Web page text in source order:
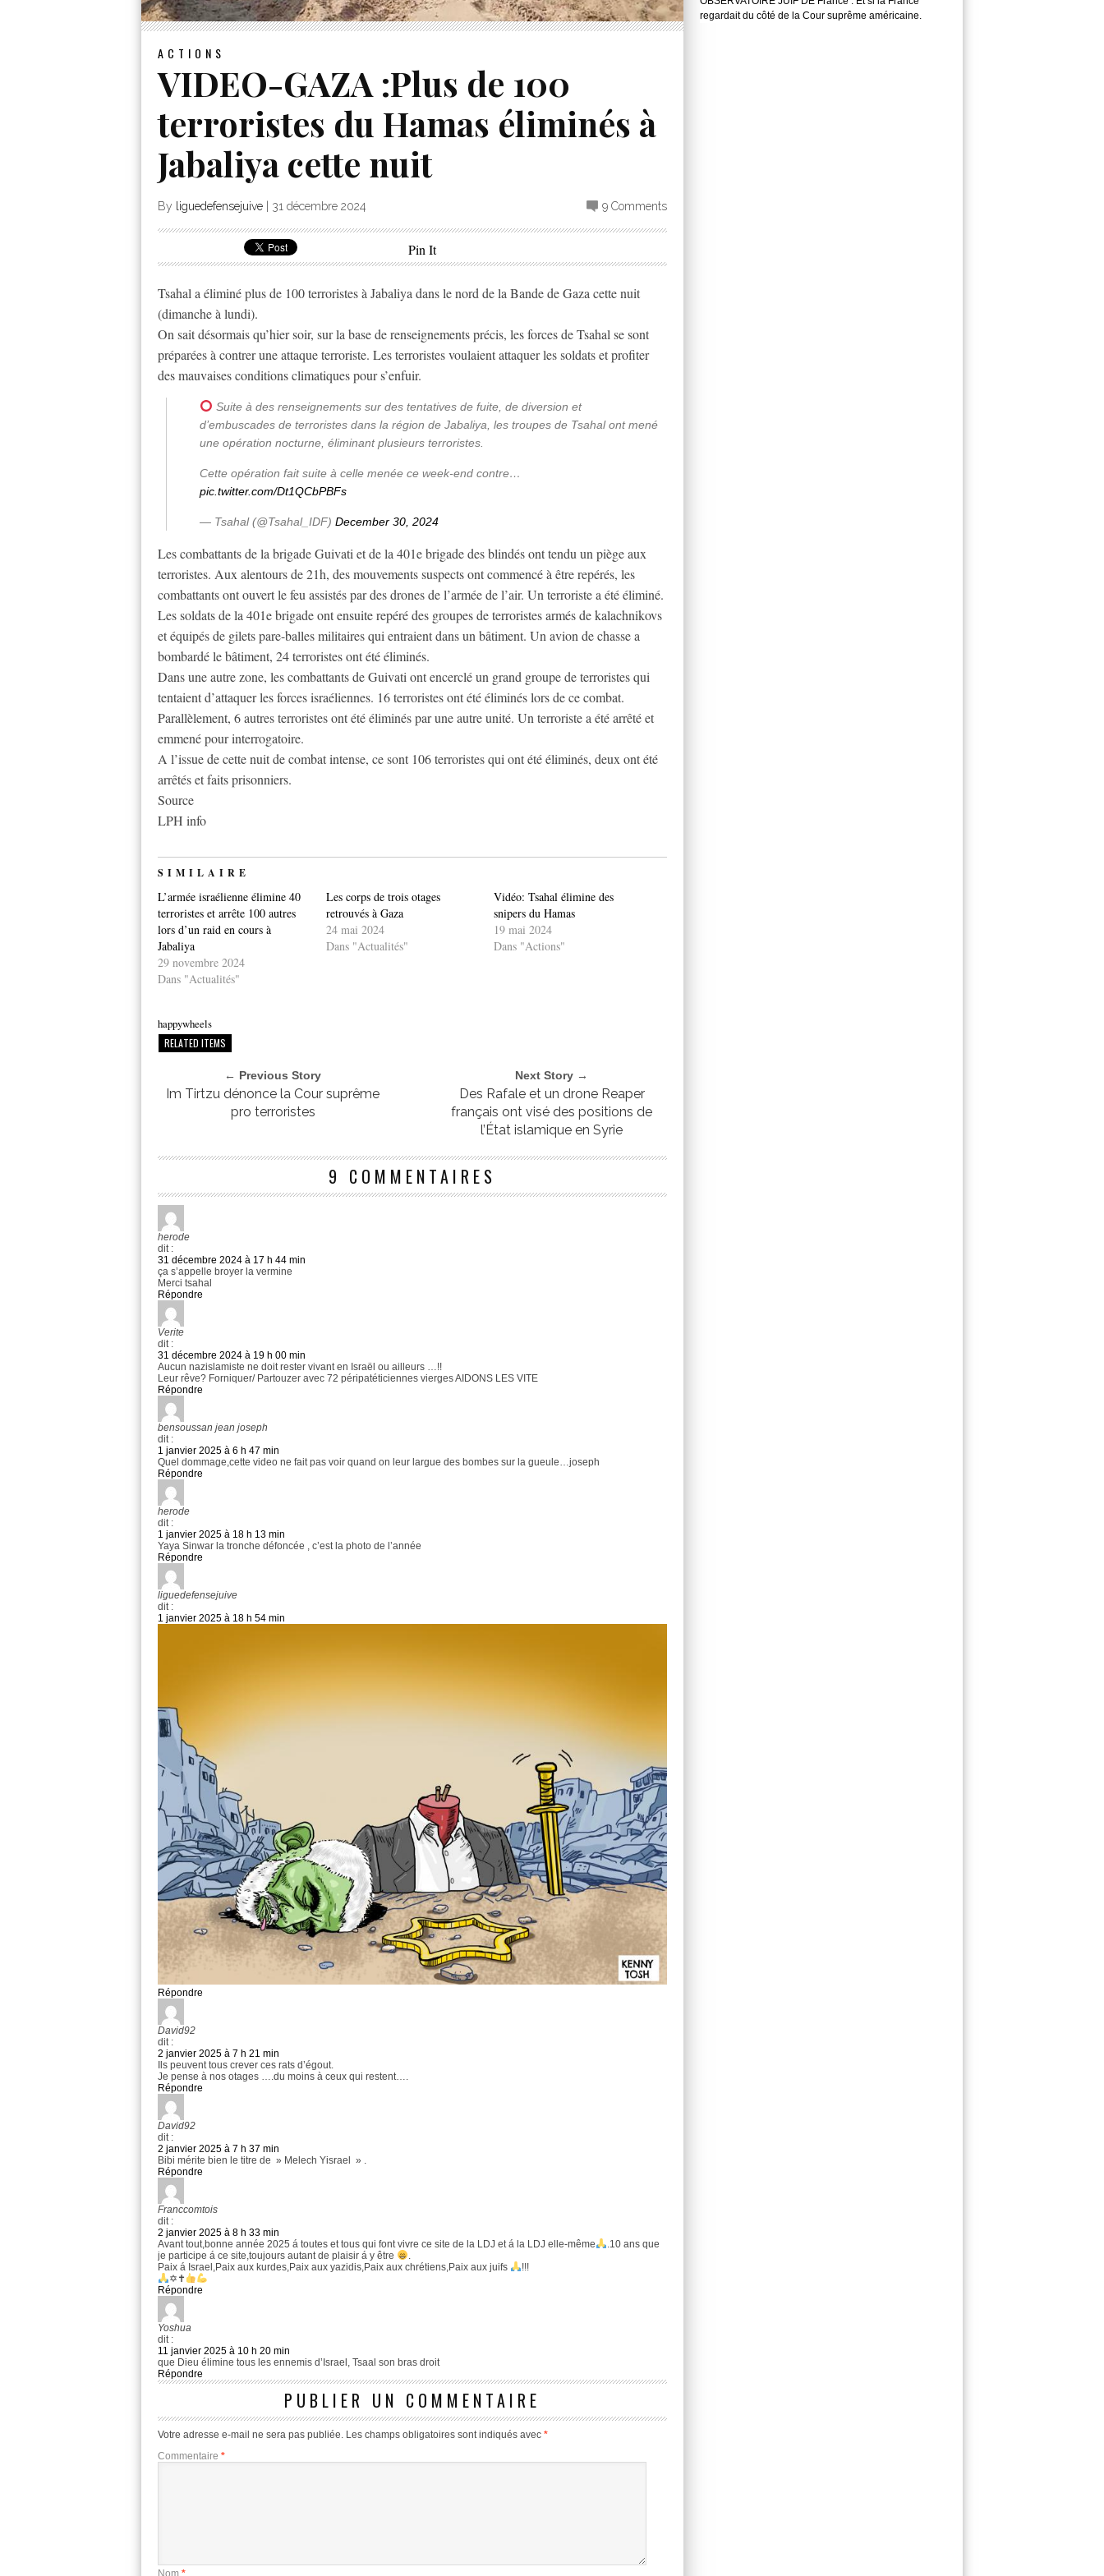
ACTIONS
VIDEO-GAZA :Plus de 100
terroristes du Hamas éliminés à
Jabaliya cette nuit
By liguedefensejuive 31 décembre 2024 9 Comments
Pin It
Tsahal a éliminé plus de 100 terroristes à Jabaliya dans le nord de la Bande de Gaza cette nuit
(dimanche à lundi).
On sait désormais qu’hier soir, sur la base de renseignements précis, les forces de Tsahal se sont
préparées à contrer une attaque terroriste. Les terroristes voulaient attaquer les soldats et profiter
des mauvaises conditions climatiques pour s’enfuir.
Suite à des renseignements sur des tentatives de fuite, de diversion et
d’embuscades de terroristes dans la région de Jabaliya, les troupes de Tsahal ont mené
une opération nocturne, éliminant plusieurs terroristes.
Cette opération fait suite à celle menée ce week-end contre…
pic.twitter.com/Dt1QCbPBFs
— Tsahal (@Tsahal_IDF) December 30, 2024
Les combattants de la brigade Guivati et de la 401e brigade des blindés ont tendu un piège aux
terroristes. Aux alentours de 21h, des mouvements suspects ont commencé à être repérés, les
combattants ont ouvert le feu assistés par des drones de l’armée de l’air. Un terroriste a été éliminé.
Les soldats de la 401e brigade ont ensuite repéré des groupes de terroristes armés de kalachnikovs
et équipés de gilets pare-balles militaires qui entraient dans un bâtiment. Un avion de chasse a
bombardé le bâtiment, 24 terroristes ont été éliminés.
Dans une autre zone, les combattants de Guivati ont encerclé un grand groupe de terroristes qui
tentaient d’attaquer les forces israéliennes. 16 terroristes ont été éliminés lors de ce combat.
Parallèlement, 6 autres terroristes ont été éliminés par une autre unité. Un terroriste a été arrêté et
emmené pour interrogatoire.
A l’issue de cette nuit de combat intense, ce sont 106 terroristes qui ont été éliminés, deux ont été
arrêtés et faits prisonniers.
Source
LPH info
SIMILAIRE
L’armée israélienne élimine 40
terroristes et arrête 100 autres
lors d’un raid en cours à
Jabaliya
29 novembre 2024
Dans "Actualités"
Les corps de trois otages
retrouvés à Gaza
24 mai 2024
Dans "Actualités"
Vidéo: Tsahal élimine des
snipers du Hamas
19 mai 2024
Dans "Actions"
happywheels
RELATED ITEMS
← Previous Story
Im Tirtzu dénonce la Cour suprême
pro terroristes
Next Story →
Des Rafale et un drone Reaper
français ont visé des positions de
l’État islamique en Syrie
9 COMMENTAIRES
herode
dit :
31 décembre 2024 à 17 h 44 min
ça s’appelle broyer la vermine
Merci tsahal
Répondre
Verite
dit :
31 décembre 2024 à 19 h 00 min
Aucun nazislamiste ne doit rester vivant en Israël ou ailleurs …!!
Leur rêve? Forniquer/ Partouzer avec 72 péripatéticiennes vierges AIDONS LES VITE
Répondre
bensoussan jean joseph
dit :
1 janvier 2025 à 6 h 47 min
Quel dommage,cette video ne fait pas voir quand on leur largue des bombes sur la gueule…joseph
Répondre
herode
dit :
1 janvier 2025 à 18 h 13 min
Yaya Sinwar la tronche défoncée , c’est la photo de l’année
Répondre
liguedefensejuive
dit :
1 janvier 2025 à 18 h 54 min
Répondre
David92
dit :
2 janvier 2025 à 7 h 21 min
Ils peuvent tous crever ces rats d’égout.
Je pense à nos otages ….du moins à ceux qui restent….
Répondre
David92
dit :
2 janvier 2025 à 7 h 37 min
Bibi mérite bien le titre de » Melech Yisrael » .
Répondre
Franccomtois
dit :
2 janvier 2025 à 8 h 33 min
Avant tout,bonne année 2025 á toutes et tous qui font vivre ce site de la LDJ et á la LDJ elle-même
.10 ans que
je participe á ce site,toujours autant de plaisir á y être
Paix á Israel,Paix aux kurdes,Paix aux yazidis,Paix aux chrétiens,Paix aux juifs
!!!
✡✝
Répondre
Yoshua
dit :
11 janvier 2025 à 10 h 20 min
que Dieu élimine tous les ennemis d’Israel, Tsaal son bras droit
Répondre
PUBLIER UN COMMENTAIRE
Votre adresse e-mail ne sera pas publiée. Les champs obligatoires sont indiqués avec *
Commentaire *
Nom *
regardait du côté de la Cour suprême américaine.